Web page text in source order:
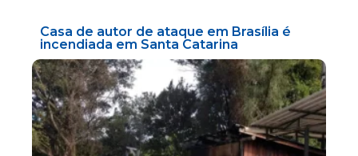
Casa de autor de ataque em Brasília é
incendiada em Santa Catarina